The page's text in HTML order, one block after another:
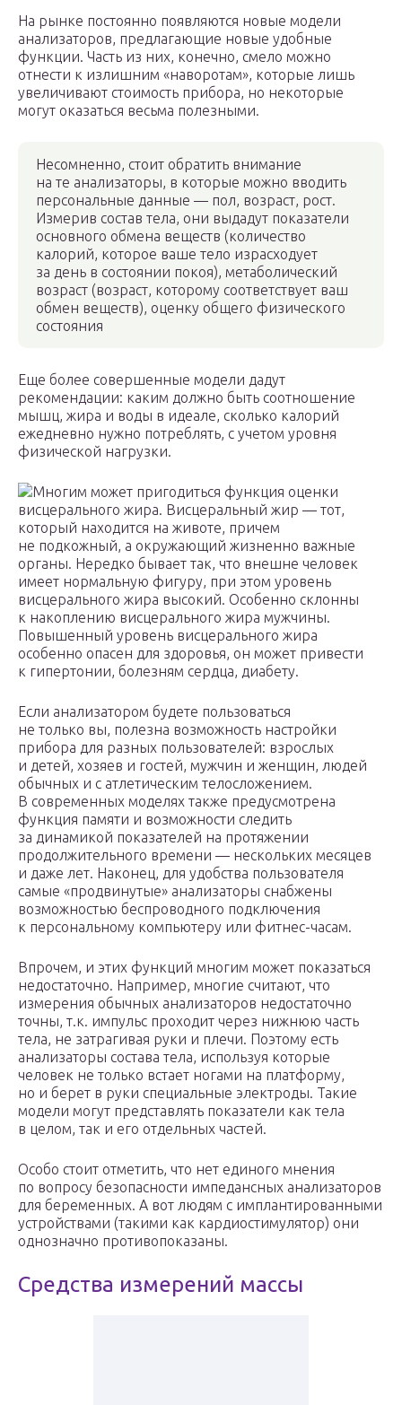
На рынке постоянно появляются новые модели
анализаторов, предлагающие новые удобные
функции. Часть из них, конечно, смело можно
отнести к излишним «наворотам», которые лишь
увеличивают стоимость прибора, но некоторые
могут оказаться весьма полезными.
Несомненно, стоит обратить внимание
на те анализаторы, в которые можно вводить
персональные данные — пол, возраст, рост.
Измерив состав тела, они выдадут показатели
основного обмена веществ (количество
калорий, которое ваше тело израсходует
за день в состоянии покоя), метаболический
возраст (возраст, которому соответствует ваш
обмен веществ), оценку общего физического
состояния
Еще более совершенные модели дадут
рекомендации: каким должно быть соотношение
мышц, жира и воды в идеале, сколько калорий
ежедневно нужно потреблять, с учетом уровня
физической нагрузки.
Многим может пригодиться функция оценки
висцерального жира. Висцеральный жир — тот,
который находится на животе, причем
не подкожный, а окружающий жизненно важные
органы. Нередко бывает так, что внешне человек
имеет нормальную фигуру, при этом уровень
висцерального жира высокий. Особенно склонны
к накоплению висцерального жира мужчины.
Повышенный уровень висцерального жира
особенно опасен для здоровья, он может привести
к гипертонии, болезням сердца, диабету.
Если анализатором будете пользоваться
не только вы, полезна возможность настройки
прибора для разных пользователей: взрослых
и детей, хозяев и гостей, мужчин и женщин, людей
обычных и с атлетическим телосложением.
В современных моделях также предусмотрена
функция памяти и возможности следить
за динамикой показателей на протяжении
продолжительного времени — нескольких месяцев
и даже лет. Наконец, для удобства пользователя
самые «продвинутые» анализаторы снабжены
возможностью беспроводного подключения
к персональному компьютеру или фитнес-часам.
Впрочем, и этих функций многим может показаться
недостаточно. Например, многие считают, что
измерения обычных анализаторов недостаточно
точны, т.к. импульс проходит через нижнюю часть
тела, не затрагивая руки и плечи. Поэтому есть
анализаторы состава тела, используя которые
человек не только встает ногами на платформу,
но и берет в руки специальные электроды. Такие
модели могут представлять показатели как тела
в целом, так и его отдельных частей.
Особо стоит отметить, что нет единого мнения
по вопросу безопасности импедансных анализаторов
для беременных. А вот людям с имплантированными
устройствами (такими как кардиостимулятор) они
однозначно противопоказаны.
Средства измерений массы